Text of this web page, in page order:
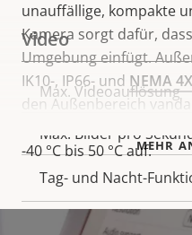
unauffällige, kompakte
Kamera sorgt dafür,
Umgebung einfügt.
IK10-, IP66- und NEMA 4X
den Außenbereich
-40 °C bis 50 °C auf.MEHR
Video
Max. Videoauflösung
Max. Bilder pro
Tag- und Nacht-
Elektronische